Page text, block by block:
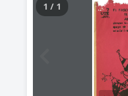
1 / 1